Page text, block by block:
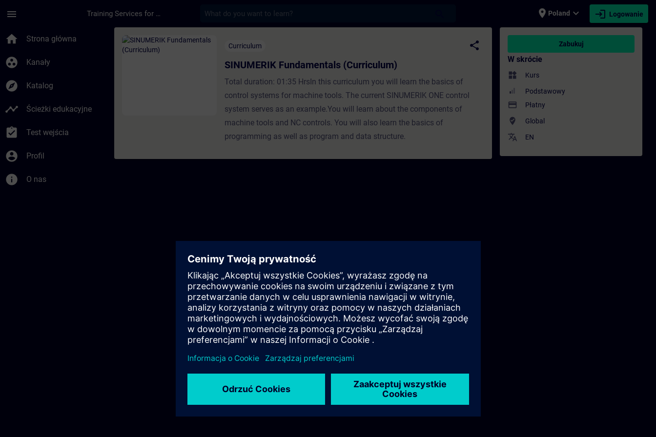
menu Training Services for Digital Industries place Poland expand_more login Logowanie
home Strona główna
group_work Kanały
explore Katalog
timeline Ścieżki edukacyjne
assignment_turned_in Test wejścia
account_circle Profil
info O nas
Kurs - SINUMERIK Fundamentals (Curriculum) - Szkolenie - Szkolenie - Rozwój zawodowy | SITRAIN
Curriculum
share
SINUMERIK Fundamentals (Curriculum)
Total duration: 01:35 HrsIn this curriculum you will learn the basics of
control systems for machine tools. The current SINUMERIK ONE control
system serves as an example.You will learn about the components of
machine tools and NC controls. You will also learn the basics of
programming as well as program and data structure.
Zabukuj
W skrócie
widgets Kurs
Podstawowy
payment Płatny
where_to_vote Global
translate EN